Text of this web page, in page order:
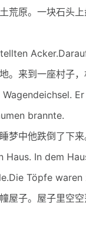
原。一块石头上
来到一座村子，
Er
brannte.
中他跌倒了下来
In dem
Töpfe waren
子。屋子里空空